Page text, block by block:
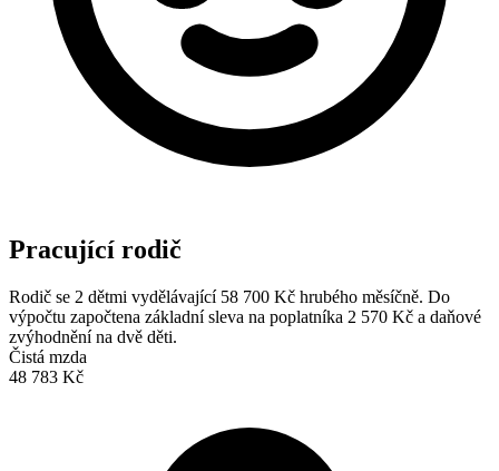
Pracující rodič
Rodič se 2 dětmi vydělávající 58 700 Kč hrubého měsíčně. Do
výpočtu započtena základní sleva na poplatníka 2 570 Kč a daňové
zvýhodnění na dvě děti.
Čistá mzda
48 783 Kč